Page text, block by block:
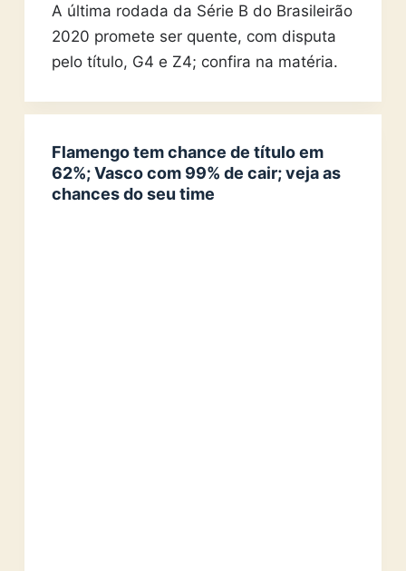
A última rodada da Série B do Brasileirão
2020 promete ser quente, com disputa
pelo título, G4 e Z4; confira na matéria.
Flamengo tem chance de título em
62%; Vasco com 99% de cair; veja as
chances do seu time